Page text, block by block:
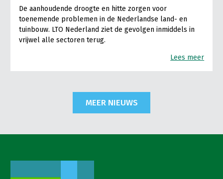
De aanhoudende droogte en hitte zorgen voor
toenemende problemen in de Nederlandse land- en
tuinbouw. LTO Nederland ziet de gevolgen inmiddels in
vrijwel alle sectoren terug.
Lees meer
MEER NIEUWS